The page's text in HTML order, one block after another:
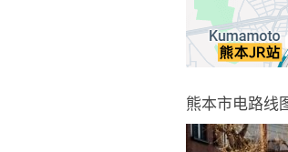
熊本市电路线